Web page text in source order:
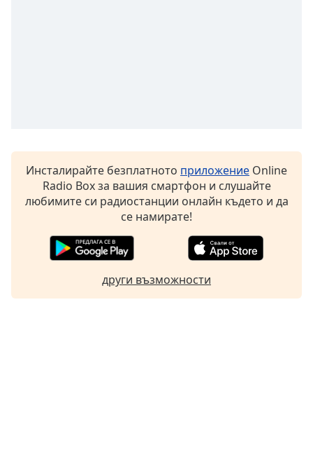
Инсталирайте безплатното приложение Online
Radio Box за вашия смартфон и слушайте
любимите си радиостанции онлайн където и да
се намирате!
други възможности